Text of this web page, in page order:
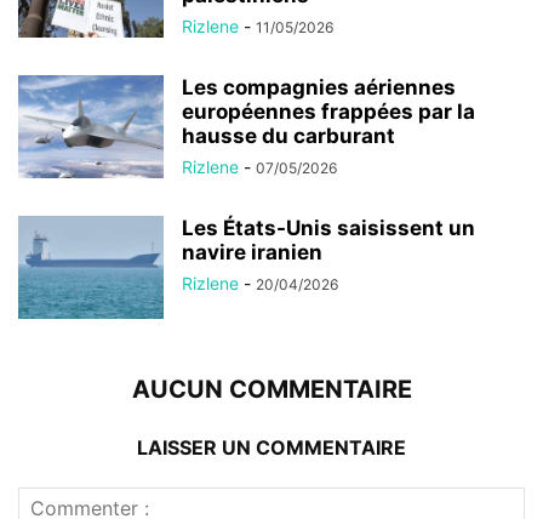
Rizlene - 11/05/2026
Les compagnies aériennes
européennes frappées par la
hausse du carburant
Rizlene - 07/05/2026
Les États-Unis saisissent un
navire iranien
Rizlene - 20/04/2026
AUCUN COMMENTAIRE
LAISSER UN COMMENTAIRE